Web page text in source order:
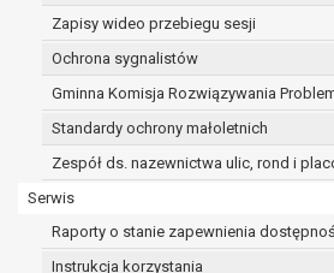
Zapisy wideo przebiegu sesji
Ochrona sygnalistów
Gminna Komisja Rozwiązywania
Standardy ochrony małoletnich
Zespół ds. nazewnictwa ulic, rond i
Serwis
Raporty o stanie zapewnienia
Instrukcja korzystania